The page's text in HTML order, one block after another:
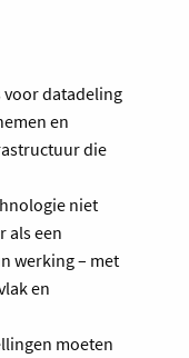
datadeling
en
die
niet
als een
werking – met
en
moeten